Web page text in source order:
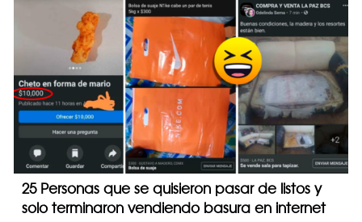
25 Personas que se quisieron pasar de listos y
solo terminaron vendiendo basura en internet